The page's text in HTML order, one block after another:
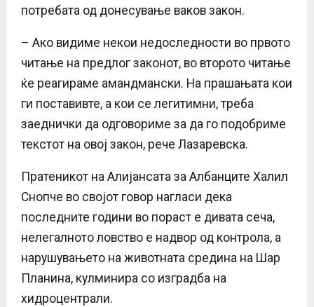
потребата од донесување ваков закон.
– Ако видиме некои недоследности во првото
читање на предлог законот, во второто читање
ќе реагираме амандмански. На прашањата кои
ги поставивте, а кои се легитимни, треба
заеднички да одговориме за да го подобриме
текстот на овој закон, рече Лазаревска.
Пратеникот на Алијансата за Албанците Халил
Снопче во својот говор нагласи дека
последните години во пораст е дивата сеча,
нелегалното ловство е надвор од контрола, а
нарушувањето на животната средина на Шар
Планина, кулминира со изградба на
хидроцентрали.